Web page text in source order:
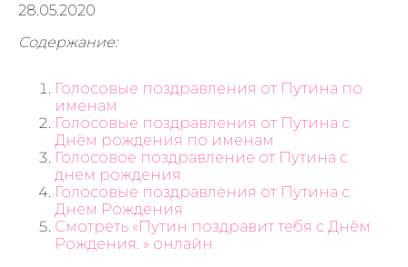
28.05.2020
Содержание:
Голосовые поздравления от Путина по
именам
Голосовые поздравления от Путина с
Днём рождения по именам
Голосовое поздравление от Путина с
днем рождения
Голосовые поздравления от Путина с
Днем Рождения
Смотреть «Путин поздравит тебя с Днём
Рождения. » онлайн